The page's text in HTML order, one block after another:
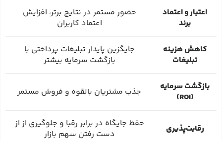
اعتبار و اعتماد
برند
حضور مستمر در نتایج برتر، افزایش
اعتماد کاربران
کاهش هزینه
تبلیغات
جایگزین پایدار تبلیغات پرداختی با
بازگشت سرمایه بیشتر
بازگشت سرمایه
(ROI)
جذب مشتریان بالقوه و فروش مستمر
رقابت‌پذیری
حفظ جایگاه در برابر رقبا و جلوگیری از از
دست رفتن سهم بازار